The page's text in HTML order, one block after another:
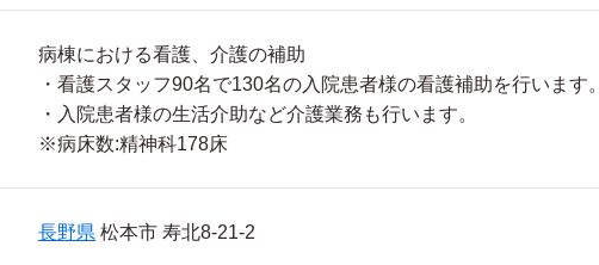
病棟における看護、介護の補助
・看護スタッフ90名で130名の入院患者様の看護補助を行います。
・入院患者様の生活介助など介護業務も行います。
※病床数:精神科178床
長野県 松本市 寿北8-21-2